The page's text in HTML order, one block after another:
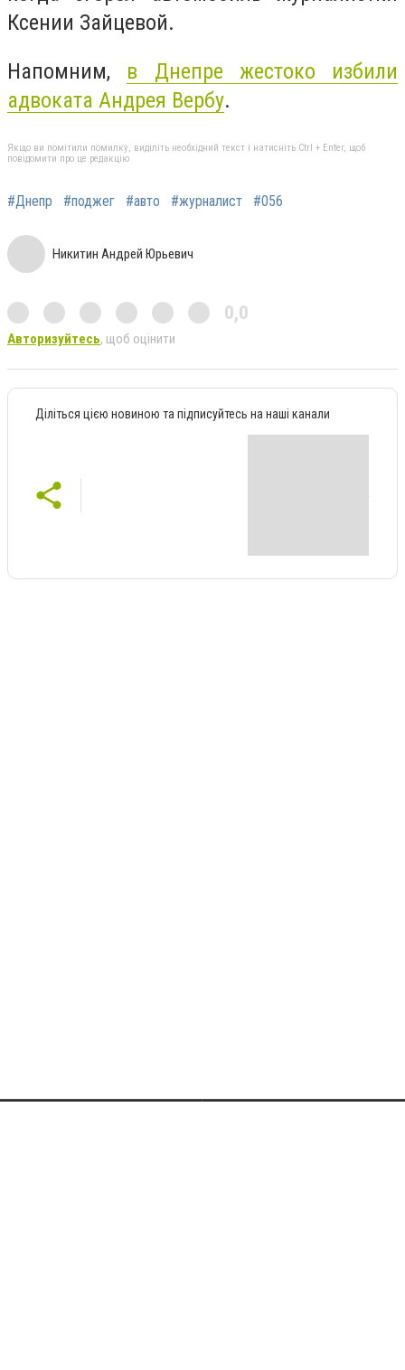
Ксении Зайцевой.
Напомним, в Днепре жестоко избили
адвоката Андрея Вербу.
Якщо ви помітили помилку, виділіть необхідний текст і натисніть Ctrl + Enter, щоб
повідомити про це редакцію
#Днепр #поджег #авто #журналист #056
Никитин Андрей Юрьевич
0,0
Авторизуйтесь, щоб оцінити
Діліться цією новиною та підписуйтесь на наші канали